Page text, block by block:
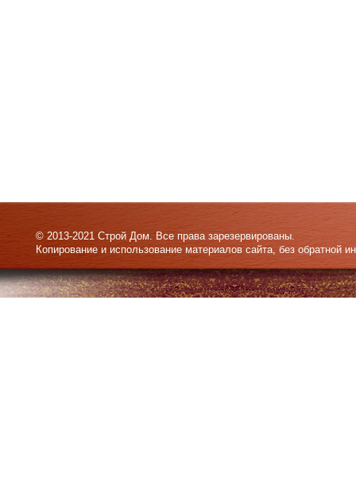
© 2013-2021 Строй Дом. Все права зарезервированы.
Копирование и использование материалов сайта, без обратной